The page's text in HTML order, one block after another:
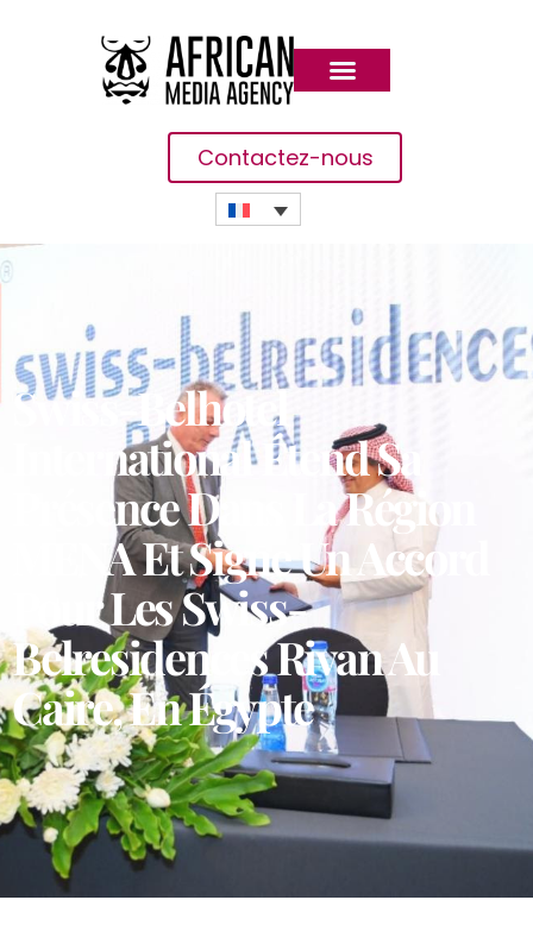
Contactez-nous
Swiss-Belhotel
International Étend Sa
Présence Dans La Région
MENA Et Signe Un Accord
Pour Les Swiss-
Belresidences Rivan Au
Caire, En Égypte